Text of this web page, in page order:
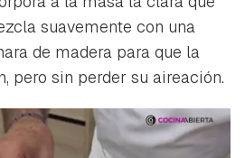
suavemente con una
de madera para que la
pero sin perder su aireación.